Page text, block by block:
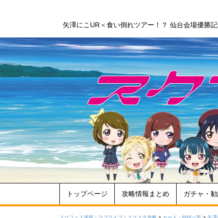
矢澤にこUR＜食い倒れツアー！？ 仙台会場優
トップページ 攻略情報まとめ ガチャ・